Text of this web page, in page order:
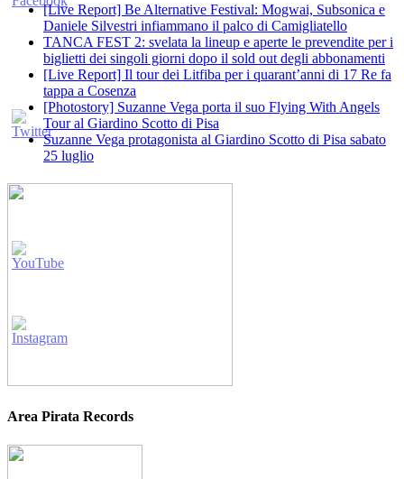
[Live Report] Be Alternative Festival: Mogwai, Subsonica e
Daniele Silvestri infiammano il palco di Camigliatello
TANCA FEST 2: svelata la lineup e aperte le prevendite per i
biglietti dei singoli giorni dopo il sold out degli abbonamenti
[Live Report] Il tour dei Litfiba per i quarant’anni di 17 Re fa
tappa a Cosenza
[Photostory] Suzanne Vega porta il suo Flying With Angels
Tour al Giardino Scotto di Pisa
Suzanne Vega protagonista al Giardino Scotto di Pisa sabato
25 luglio
Area Pirata Records